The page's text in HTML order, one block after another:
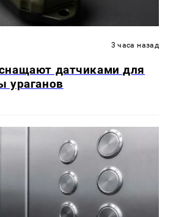
3 часа назад
датчиками для
ураганов